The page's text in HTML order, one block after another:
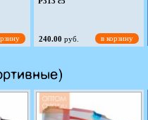
240.00 руб. в корзину